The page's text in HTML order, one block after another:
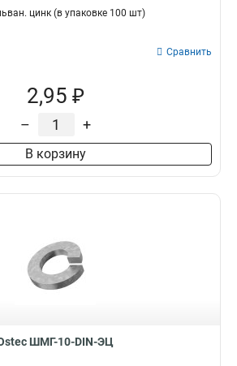
цинк (в упаковке 100 шт)
Сравнить
2,95 ₽
– +
В корзину
ШМГ-10-DIN-ЭЦ